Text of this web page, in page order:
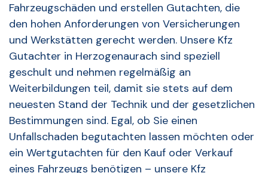
Fahrzeugschäden und erstellen Gutachten, die
den hohen Anforderungen von Versicherungen
und Werkstätten gerecht werden. Unsere Kfz
Gutachter in Herzogenaurach sind speziell
geschult und nehmen regelmäßig an
Weiterbildungen teil, damit sie stets auf dem
neuesten Stand der Technik und der gesetzlichen
Bestimmungen sind. Egal, ob Sie einen
Unfallschaden begutachten lassen möchten oder
ein Wertgutachten für den Kauf oder Verkauf
eines Fahrzeugs benötigen – unsere Kfz